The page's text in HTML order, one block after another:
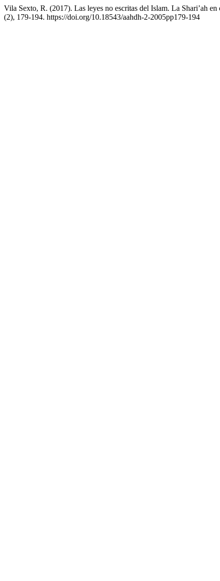
Vila Sexto, R. (2017). Las leyes no escritas del Islam. La Shari’ah
(2), 179-194. https://doi.org/10.18543/aahdh-2-2005pp179-194